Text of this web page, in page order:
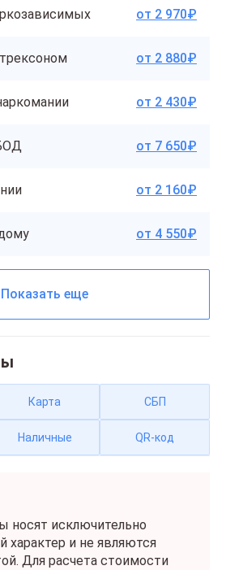
от 2 970₽
от 2 880₽
от 2 430₽
от 7 650₽
от 2 160₽
от 4 550₽
Показать еще
Карта СБП
Наличные QR-код
носят исключительно
характер и не являются
Для расчета стоимости